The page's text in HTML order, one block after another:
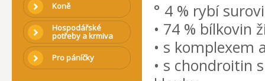
Koně
Hospodářské
potřeby a krmiva
Pro páníčky
° 4 % rybí
• 74 % bílkovin
• s
• s chondroitin